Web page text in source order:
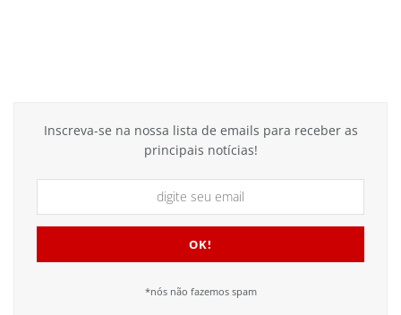
Inscreva-se na nossa lista de emails para receber as
principais notícias!
*nós não fazemos spam